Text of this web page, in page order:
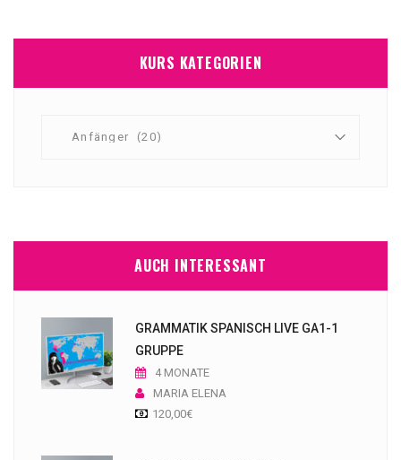
KURS KATEGORIEN
AUCH INTERESSANT
GRAMMATIK SPANISCH LIVE GA1-1
GRUPPE
4 MONATE
MARIA ELENA
120,00€